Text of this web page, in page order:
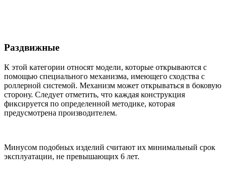
Раздвижные
К этой категории относят модели, которые открываются с
помощью специального механизма, имеющего сходства с
роллерной системой. Механизм может открываться в боковую
сторону. Следует отметить, что каждая конструкция
фиксируется по определенной методике, которая
предусмотрена производителем.
Минусом подобных изделий считают их минимальный срок
эксплуатации, не превышающих 6 лет.